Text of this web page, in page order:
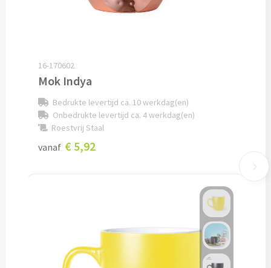
Koekjes bedrukken
Chips & Nootjes bedrukken
Pepernoten & Strooigoed
Schrijfwaren & Kantoorartikelen
Houten balpennen bedrukken
Touchpennen bedrukken
16-170602
Mok Indya
Bedrukte levertijd ca. 10 werkdag(en)
Onbedrukte levertijd ca. 4 werkdag(en)
Roestvrij Staal
vanaf € 5,92